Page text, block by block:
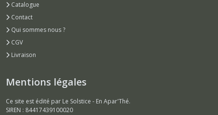
Catalogue
Contact
Qui sommes nous ?
CGV
Livraison
Mentions légales
Ce site est édité par Le Solstice - En Apar'Thé.
SIREN : 84417439100020